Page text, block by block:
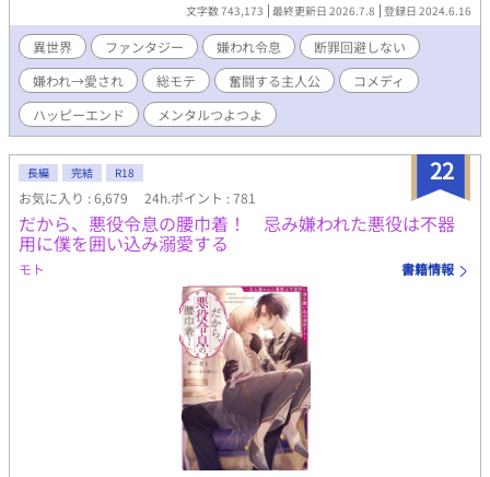
ごとくR18は保険です。 『チートな転生農家の息子は悪の公爵を
溺愛する』書籍化となりました。 7.10発売予定です。 お手に取っ
て頂けたらとっても嬉しいです(｡>ㅅ<)✩⡱
文字数 743,173 最終更新日 2026.7.8 登録日 2024.6.16
異世界 ファンタジー 嫌われ令息
断罪回避しない
嫌われ→愛され
総モテ 奮闘する主人公
コメディ
ハッピーエンド
メンタルつよつよ
22
長編 完結 R18
お気に入り : 6,679 24h.ポイント : 781
だから、悪役令息の腰巾着！ 忌み嫌われた悪役は不器
用に僕を囲い込み溺愛する
モト 書籍情報